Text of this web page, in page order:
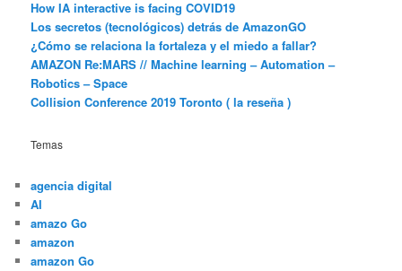
How IA interactive is facing COVID19
Los secretos (tecnológicos) detrás de AmazonGO
¿Cómo se relaciona la fortaleza y el miedo a fallar?
AMAZON Re:MARS // Machine learning – Automation –
Robotics – Space
Collision Conference 2019 Toronto ( la reseña )
Temas
agencia digital
AI
amazo Go
amazon
amazon Go